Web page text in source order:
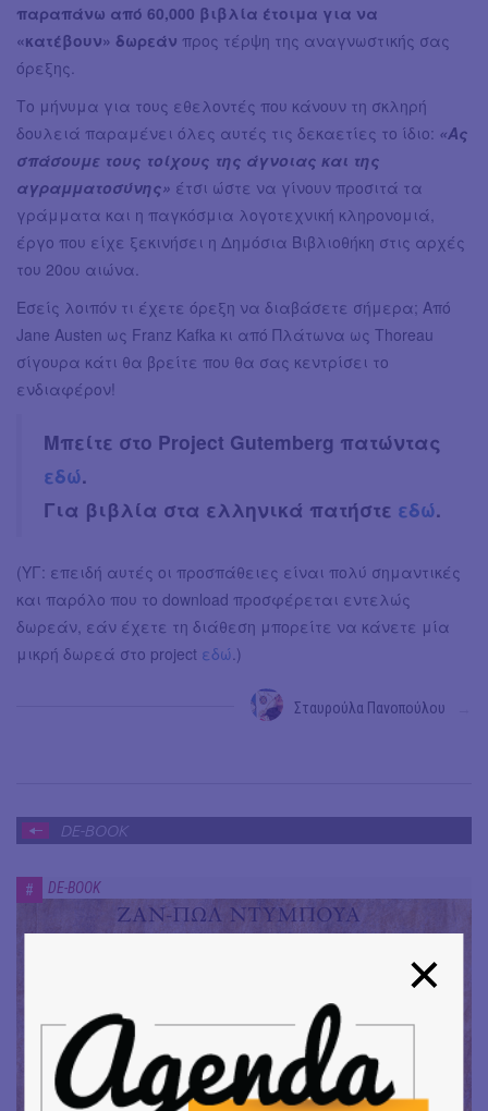
παραπάνω από 60,000 βιβλία έτοιμα για να
«κατέβουν» δωρεάν προς τέρψη της αναγνωστικής σας
όρεξης.
Το μήνυμα για τους εθελοντές που κάνουν τη σκληρή
δουλειά παραμένει όλες αυτές τις δεκαετίες το ίδιο: «Ας
σπάσουμε τους τοίχους της άγνοιας και της
αγραμματοσύνης» έτσι ώστε να γίνουν προσιτά τα
γράμματα και η παγκόσμια λογοτεχνική κληρονομιά,
έργο που είχε ξεκινήσει η Δημόσια Βιβλιοθήκη στις αρχές
του 20ου αιώνα.
Εσείς λοιπόν τι έχετε όρεξη να διαβάσετε σήμερα; Από
Jane Austen ως Franz Kafka κι από Πλάτωνα ως Thoreau
σίγουρα κάτι θα βρείτε που θα σας κεντρίσει το
ενδιαφέρον!
Μπείτε στο Project Gutemberg πατώντας
εδώ.
Για βιβλία στα ελληνικά πατήστε εδώ.
(ΥΓ: επειδή αυτές οι προσπάθειες είναι πολύ σημαντικές
και παρόλο που το download προσφέρεται εντελώς
δωρεάν, εάν έχετε τη διάθεση μπορείτε να κάνετε μία
μικρή δωρεά στο project εδώ .)
Σταυρούλα Πανοπούλου
DE-BOOK
# DE-BOOK